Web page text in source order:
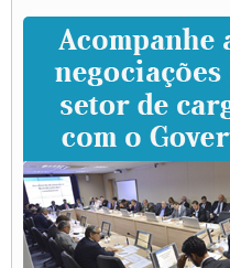
Caminhoneiros prometem paralisação e
CNTTL e lideranças de caminhoneiros
rodovias
Paulinho e Litti debatem política global
SUTCRA no Uruguai
Grande Conquista da Categoria
ENCONTRO INTERNACIONAL
DO BRASIL E A ELEIÇÃO 2022
Carta às Brasileiras e aos Brasileiros
Paulinho, presidente da CNTTL, faz
Caminhoneiros aprovam greve a partir